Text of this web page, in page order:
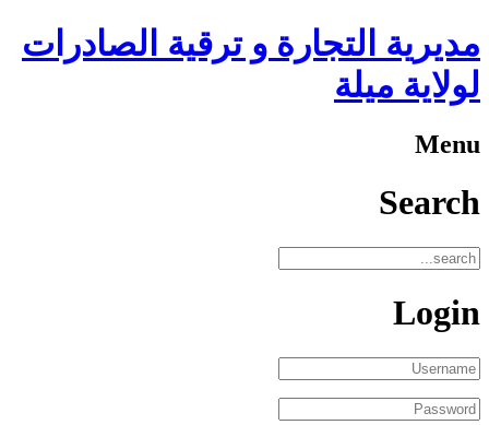
مديرية التجارة و ترقية الصادرات
لولاية ميلة
Menu
Search
Login